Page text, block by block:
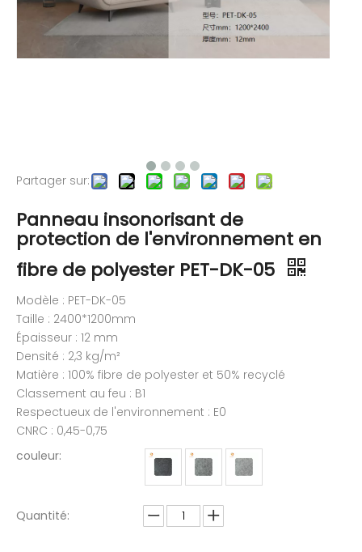
Partager sur:
Panneau insonorisant de
protection de l'environnement en
fibre de polyester PET-DK-05
Modèle : PET-DK-05
Taille : 2400*1200mm
Épaisseur : 12 mm
Densité : 2,3 kg/m²
Matière : 100% fibre de polyester et 50% recyclé
Classement au feu : B1
Respectueux de l'environnement : E0
CNRC : 0,45-0,75
couleur:
Quantité: